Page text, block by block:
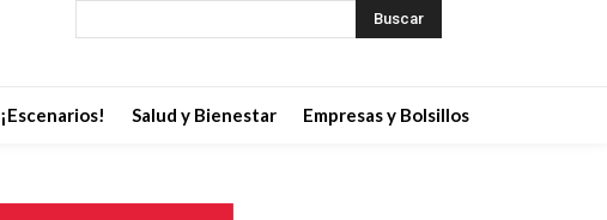
Buscar
¡Escenarios! Salud y Bienestar Empresas y Bolsillos